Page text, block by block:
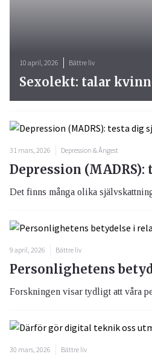
10 april, 2026 Bättre liv
Sexolekt: talar
31 mars, 2026 Depression & Ångest
Depression
Det finns många olika
9 april, 2026 Bättre liv
Personlighetens
Forskningen visar tydligt att våra
30 mars, 2026 Bättre liv